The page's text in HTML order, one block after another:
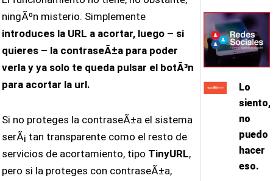
ningÃºn misterio. Simplemente
introduces la URL a acortar, luego – si
quieres – la contraseÃ±a para poder
verla y ya solo te queda pulsar el botÃ³n
para acortar la url.
Si no proteges la contraseÃ±a el sistema
serÃ¡ tan transparente como el resto de
servicios de acortamiento, tipo TinyURL,
pero si la proteges con contraseÃ±a,
Lo
siento,
no
puedo
hacer
eso.